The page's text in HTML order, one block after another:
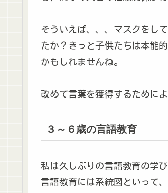
そういえば、、、マスクをし
たか？きっと子供たちは本能
かもしれませんね。
改めて言葉を獲得するために
３～６歳の言語教育
私は久しぶりの言語教育の学
言語教育には系統図といって